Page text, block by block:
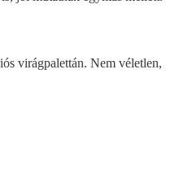
virágpalettán. Nem véletlen,